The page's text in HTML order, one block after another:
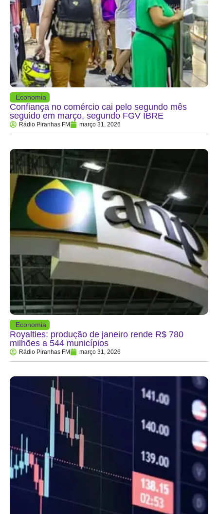
Economia
Confiança no comércio cai pelo segundo mês
seguido em março, segundo FGV IBRE
Rádio Piranhas FM março 31, 2026
Economia
Royalties: produção de janeiro rende R$ 780
milhões a 544 municípios
Rádio Piranhas FM março 31, 2026